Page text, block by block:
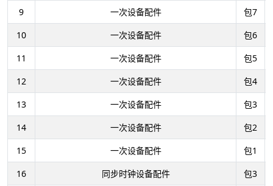
9
一次设备配件
包7
10
一次设备配件
包6
11
一次设备配件
包5
12
一次设备配件
包4
13
一次设备配件
包3
14
一次设备配件
包2
15
一次设备配件
包1
16
同步时钟设备配件
包3